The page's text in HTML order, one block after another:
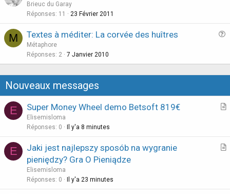
Brieuc du Garay
Réponses 11 23 Février 2011
M
s
t
o
n
Textes à méditer: La corvée des huîtres
Métaphore
Réponses 2 7 Janvier 2010
Nouveaux messages
E
A
c
Super Money Wheel demo Betsoft 819€
Elisemisloma
Réponses 0 Il y'a 8 minutes
E
A
Jaki jest najlepszy sposób na wygranie
pieniędzy? Gra O Pieniądze
Elisemisloma
Réponses 0 Il y'a 23 minutes